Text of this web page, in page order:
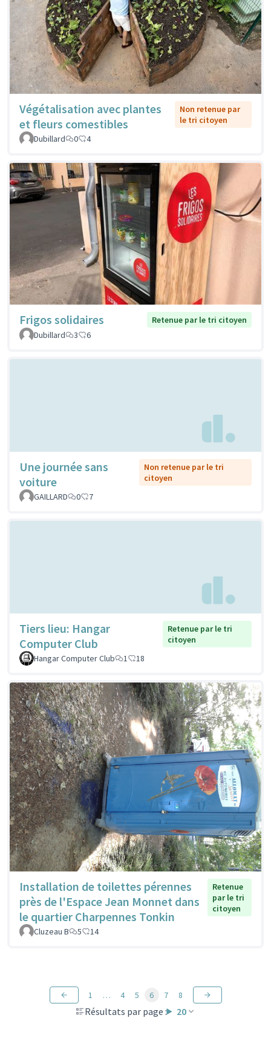
Végétalisation avec plantes
et fleurs comestibles
Non retenue par
le tri citoyen
Dubillard
0 4
Frigos solidaires
Retenue par le tri citoyen
Dubillard
3 6
Une journée sans
voiture
Non retenue par le tri
citoyen
GAILLARD
0 7
Tiers lieu: Hangar
Computer Club
Retenue par le tri
citoyen
Hangar Computer Club
1 18
Installation de toilettes pérennes
près de l'Espace Jean Monnet dans
le quartier Charpennes Tonkin
Retenue
par le tri
citoyen
Cluzeau B 5 14
Résultats par page : 20
1 … 4 5 6 7 8